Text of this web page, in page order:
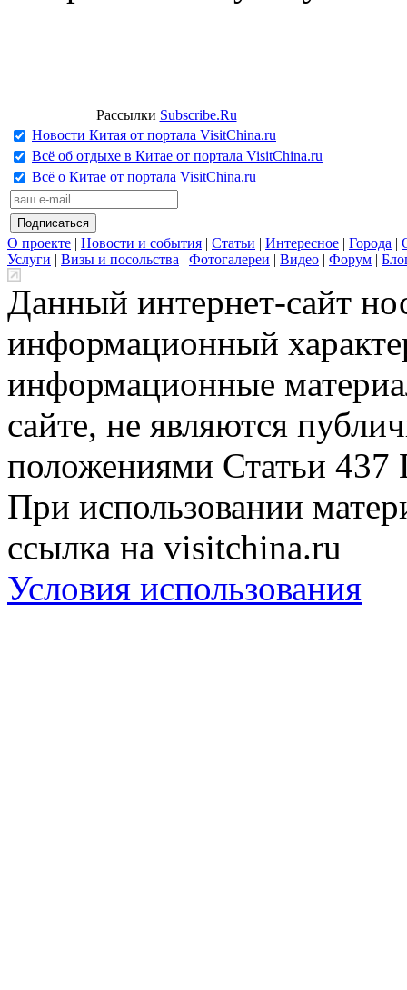
Рассылки Subscribe.Ru
Новости Китая от портала VisitChina.ru
Всё об отдыхе в Китае от портала VisitChina.ru
Всё о Китае от портала VisitChina.ru
О проекте | Новости и события | Статьи | Интересное | Города |
Услуги | Визы и посольства | Фотогалереи | Видео | Форум |
Данный интернет-сайт
информационный
информационные
сайте, не являются
положениями Статьи 437
При использовании
ссылка на visitchina.ru
Условия использования